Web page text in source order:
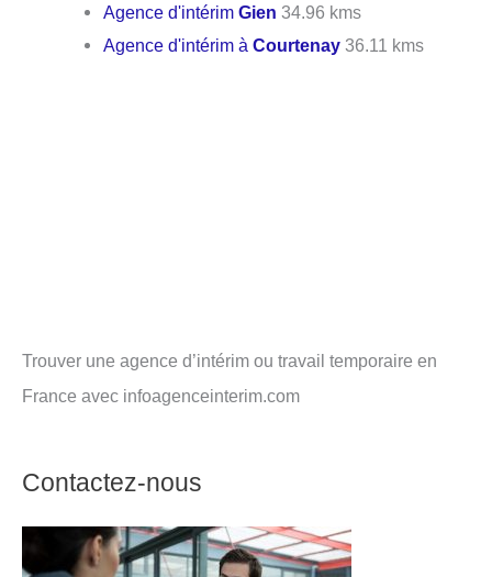
Agence d'intérimGien 34.96 kms
Agence d'intérim àCourtenay 36.11 kms
Trouver une agence d’intérim ou travail temporaire en
France avec infoagenceinterim.com
Contactez-nous